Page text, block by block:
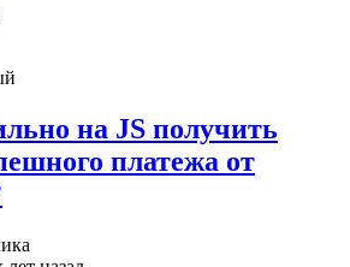
на JS получить
платежа от